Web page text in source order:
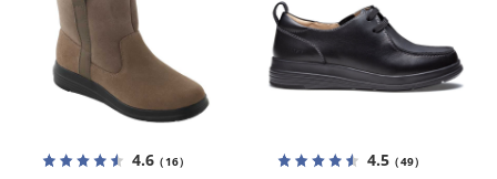
4.6（16） 4.5（49）